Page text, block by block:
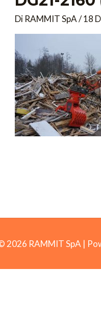
Di RAMMIT SpA/18
2026 RAMMIT SpA |